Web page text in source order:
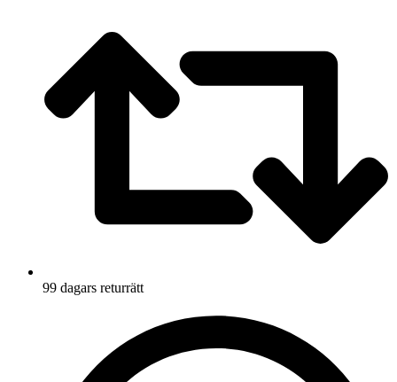
99 dagars returrätt